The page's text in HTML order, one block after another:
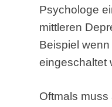
Psychologe
mittleren
Beispiel
eingeschaltet
Oftmals